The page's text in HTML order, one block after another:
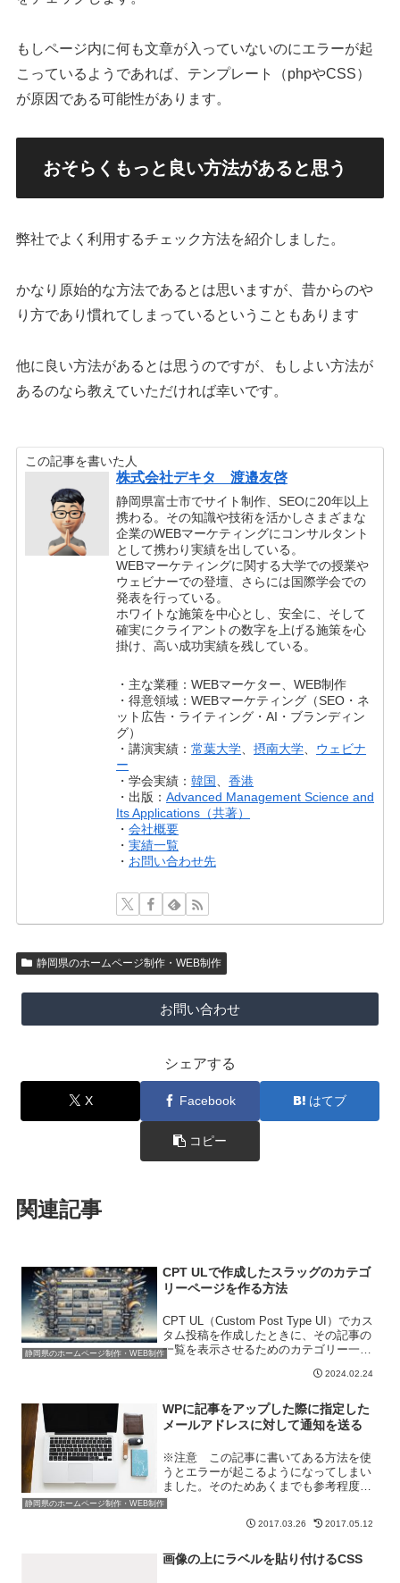
もしページ内に何も文章が入っていないのにエラーが起
こっているようであれば、テンプレート（phpやCSS）
が原因である可能性があります。
おそらくもっと良い方法があると思う
弊社でよく利用するチェック方法を紹介しました。
かなり原始的な方法であるとは思いますが、昔からのや
り方であり慣れてしまっているということもあります
他に良い方法があるとは思うのですが、もしよい方法が
あるのなら教えていただければ幸いです。
この記事を書いた人
株式会社デキタ 渡邉友啓
静岡県富士市でサイト制作、SEOに20年以上
携わる。その知識や技術を活かしさまざまな
企業のWEBマーケティングにコンサルタント
として携わり実績を出している。
WEBマーケティングに関する大学での授業や
ウェビナーでの登壇、さらには国際学会での
発表を行っている。
ホワイトな施策を中心とし、安全に、そして
確実にクライアントの数字を上げる施策を心
掛け、高い成功実績を残している。
・主な業種：WEBマーケター、WEB制作
・得意領域：WEBマーケティング（SEO・ネ
ット広告・ライティング・AI・ブランディン
グ）
・講演実績：常葉大学、摂南大学、 ウェビナ
ー
・学会実績：韓国、香港
・出版：Advanced Management Science and
Its Applications（共著）
・会社概要
・実績一覧
・ お問い合わせ先
静岡県のホームページ制作・WEB制作
お問い合わせ
シェアする
X Facebook はてブ
コピー
関連記事
静岡県のホームページ制作・WEB制作
CPT ULで作成したスラッグのカテゴ
リーページを作る方法
CPT UL（Custom Post Type UI）でカス
タム投稿を作成したときに、その記事の
一覧を表示させるためのカテゴリー一覧
「」というURLの中に「」というページ
2024.02.24
静岡県のホームページ制作・WEB制作
WPに記事をアップした際に指定した
メールアドレスに対して通知を送る
※注意 この記事に書いてある方法を使
うとエラーが起こるようになってしまい
ました。そのためあくまでも参考程度に
してください。「WPに記事をアップし
て通知を送りたい」最近このような要望
2017.03.26 2017.05.12
画像の上にラベルを貼り付けるCSS